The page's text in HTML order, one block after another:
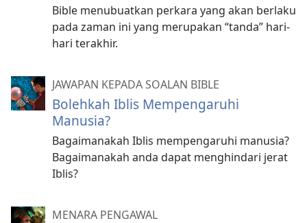
Bible menubuatkan perkara yang akan berlaku
pada zaman ini yang merupakan “tanda” hari-
hari terakhir.
JAWAPAN KEPADA SOALAN BIBLE
Bolehkah Iblis Mempengaruhi
Manusia?
Bagaimanakah Iblis mempengaruhi manusia?
Bagaimanakah anda dapat menghindari jerat
Iblis?
MENARA PENGAWAL